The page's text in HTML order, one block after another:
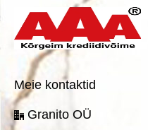
Meie kontaktid
Granito OÜ